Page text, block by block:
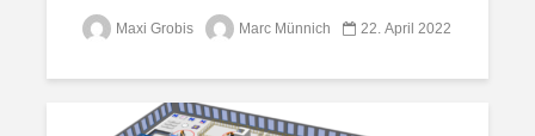
Maxi Grobis Marc Münnich 22. April 2022